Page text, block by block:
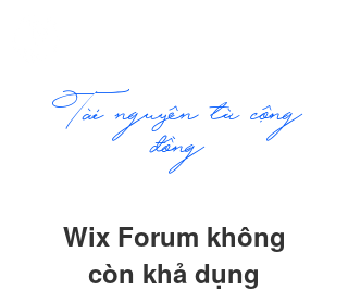
​Tài nguyên từ cộng
đồng
Wix Forum không
còn khả dụng